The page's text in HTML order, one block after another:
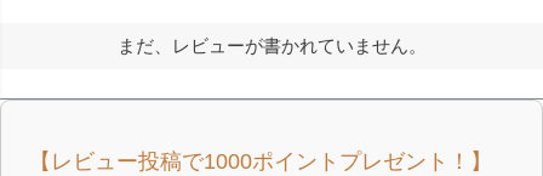
まだ、レビューが書かれていません。
【レビュー投稿で1000ポイントプレゼント！】